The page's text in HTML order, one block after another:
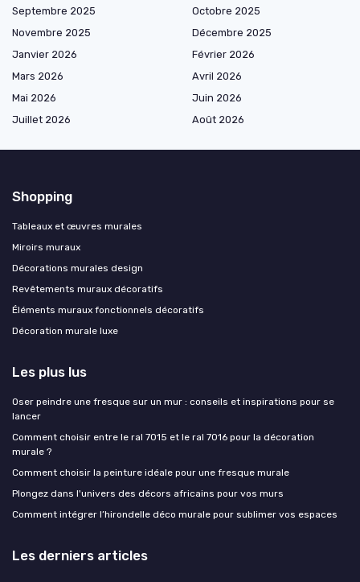
Septembre 2025
Octobre 2025
Novembre 2025
Décembre 2025
Janvier 2026
Février 2026
Mars 2026
Avril 2026
Mai 2026
Juin 2026
Juillet 2026
Août 2026
Shopping
Tableaux et œuvres murales
Miroirs muraux
Décorations murales design
Revêtements muraux décoratifs
Éléments muraux fonctionnels décoratifs
Décoration murale luxe
Les plus lus
Oser peindre une fresque sur un mur : conseils et inspirations pour se
lancer
Comment choisir entre le ral 7015 et le ral 7016 pour la décoration
murale ?
Comment choisir la peinture idéale pour une fresque murale
Plongez dans l'univers des décors africains pour vos murs
Comment intégrer l’hirondelle déco murale pour sublimer vos espaces
Les derniers articles